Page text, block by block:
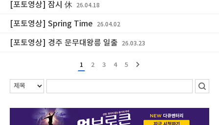
[포토영상] 잠시 休 26.04.18
[포토영상] Spring Time 26.04.02
[포토영상] 경주 문무대왕릉 일출 26.03.23
1 2 3 4 5